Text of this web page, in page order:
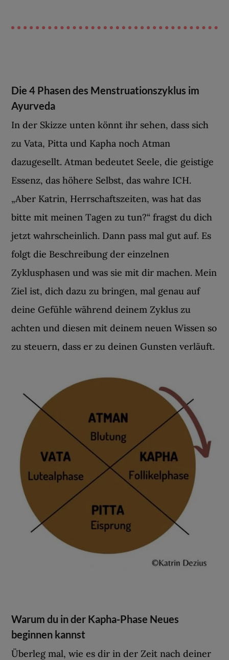
Die 4 Phasen des Menstruationszyklus im
Ayurveda
In der Skizze unten könnt ihr sehen, dass sich
zu Vata, Pitta und Kapha noch Atman
dazugesellt. Atman bedeutet Seele, die geistige
Essenz, das höhere Selbst, das wahre ICH.
„Aber Katrin, Herrschaftszeiten, was hat das
bitte mit meinen Tagen zu tun?“ fragst du dich
jetzt wahrscheinlich. Dann pass mal gut auf. Es
folgt die Beschreibung der einzelnen
Zyklusphasen und was sie mit dir machen. Mein
Ziel ist, dich dazu zu bringen, mal genau auf
deine Gefühle während deinem Zyklus zu
achten und diesen mit deinem neuen Wissen so
zu steuern, dass er zu deinen Gunsten verläuft.
Warum du in der Kapha-Phase Neues
beginnen kannst
Überleg mal, wie es dir in der Zeit nach deiner